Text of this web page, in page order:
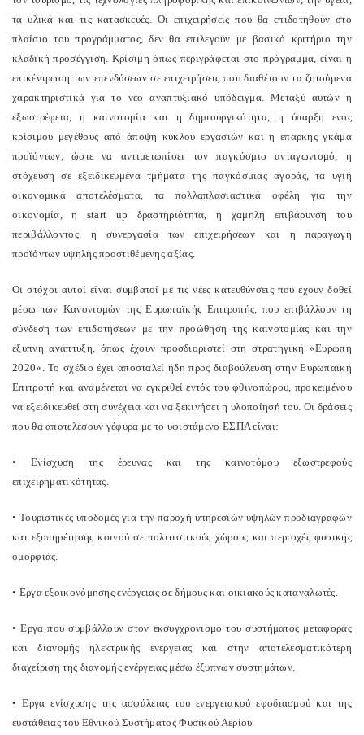
τα υλικά και τις κατασκευές. Οι επιχειρήσεις που θα επιδοτηθούν στο
πλαίσιο του προγράμματος, δεν θα επιλεγούν με βασικό κριτήριο την
κλαδική προσέγγιση. Κρίσιμη όπως περιγράφεται στο πρόγραμμα, είναι η
επικέντρωση των επενδύσεων σε επιχειρήσεις που διαθέτουν τα ζητούμενα
χαρακτηριστικά για το νέο αναπτυξιακό υπόδειγμα. Μεταξύ αυτών η
εξωστρέφεια, η καινοτομία και η δημιουργικότητα, η ύπαρξη ενός
κρίσιμου μεγέθους από άποψη κύκλου εργασιών και η επαρκής γκάμα
προϊόντων, ώστε να αντιμετωπίσει τον παγκόσμιο ανταγωνισμό, η
στόχευση σε εξειδικευμένα τμήματα της παγκόσμιας αγοράς, τα υγιή
οικονομικά αποτελέσματα, τα πολλαπλασιαστικά οφέλη για την
οικονομία, η start up δραστηριότητα, η χαμηλή επιβάρυνση του
περιβάλλοντος, η συνεργασία των επιχειρήσεων και η παραγωγή
προϊόντων υψηλής προστιθέμενης αξίας.
Οι στόχοι αυτοί είναι συμβατοί με τις νέες κατευθύνσεις που έχουν δοθεί
μέσω των Κανονισμών της Ευρωπαϊκής Επιτροπής, που επιβάλλουν τη
σύνδεση των επιδοτήσεων με την προώθηση της καινοτομίας και την
έξυπνη ανάπτυξη, όπως έχουν προσδιοριστεί στη στρατηγική «Ευρώπη
2020». Το σχέδιο έχει αποσταλεί ήδη προς διαβούλευση στην Ευρωπαϊκή
Επιτροπή και αναμένεται να εγκριθεί εντός του φθινοπώρου, προκειμένου
να εξειδικευθεί στη συνέχεια και να ξεκινήσει η υλοποίησή του. Οι δράσεις
που θα αποτελέσουν γέφυρα με το υφιστάμενο ΕΣΠΑ είναι:
• Ενίσχυση της έρευνας και της καινοτόμου εξωστρεφούς
επιχειρηματικότητας.
• Τουριστικές υποδομές για την παροχή υπηρεσιών υψηλών προδιαγραφών
και εξυπηρέτησης κοινού σε πολιτιστικούς χώρους και περιοχές φυσικής
ομορφιάς.
• Εργα εξοικονόμησης ενέργειας σε δήμους και οικιακούς καταναλωτές.
• Εργα που συμβάλλουν στον εκσυγχρονισμό του συστήματος μεταφοράς
και διανομής ηλεκτρικής ενέργειας και στην αποτελεσματικότερη
διαχείριση της διανομής ενέργειας μέσω έξυπνων συστημάτων.
• Εργα ενίσχυσης της ασφάλειας του ενεργειακού εφοδιασμού και της
ευστάθειας του Εθνικού Συστήματος Φυσικού Αερίου.